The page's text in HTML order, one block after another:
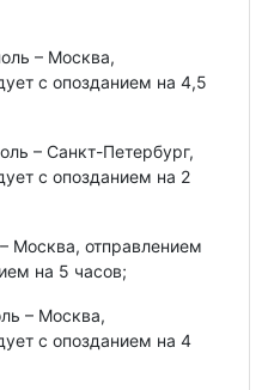
– Москва,
с опозданием на 4,5
– Санкт-Петербург,
с опозданием на 2
Москва, отправлением
на 5 часов;
– Москва,
с опозданием на 4